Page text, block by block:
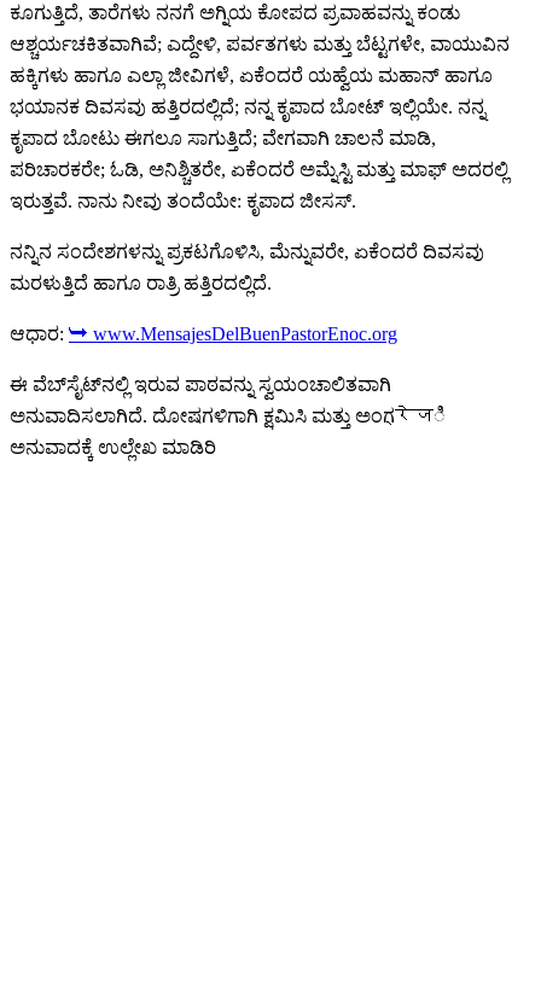
ಕೂಗುತ್ತಿದೆ, ತಾರೆಗಳು ನನಗೆ ಅಗ್ನಿಯ ಕೋಪದ ಪ್ರವಾಹವನ್ನು ಕಂಡು
ಆಶ್ಚರ್ಯಚಕಿತವಾಗಿವೆ; ಎದ್ದೇಳಿ, ಪರ್ವತಗಳು ಮತ್ತು ಬೆಟ್ಟಗಳೇ, ವಾಯುವಿನ
ಹಕ್ಕಿಗಳು ಹಾಗೂ ಎಲ್ಲಾ ಜೀವಿಗಳೆ, ಏಕೆಂದರೆ ಯಹ್ವೆಯ ಮಹಾನ್ ಹಾಗೂ
ಭಯಾನಕ ದಿವಸವು ಹತ್ತಿರದಲ್ಲಿದೆ; ನನ್ನ ಕೃಪಾದ ಬೋಟ್ ಇಲ್ಲಿಯೇ. ನನ್ನ
ಕೃಪಾದ ಬೋಟು ಈಗಲೂ ಸಾಗುತ್ತಿದೆ; ವೇಗವಾಗಿ ಚಾಲನೆ ಮಾಡಿ,
ಪರಿಚಾರಕರೇ; ಓಡಿ, ಅನಿಶ್ಚಿತರೇ, ಏಕೆಂದರೆ ಅಮ್ನೆಸ್ಟಿ ಮತ್ತು ಮಾಫ್ ಅದರಲ್ಲಿ
ಇರುತ್ತವೆ. ನಾನು ನೀವು ತಂದೆಯೇ: ಕೃಪಾದ ಜೀಸಸ್.
ನನ್ನಿನ ಸಂದೇಶಗಳನ್ನು ಪ್ರಕಟಗೊಳಿಸಿ, ಮೆನ್ನುವರೇ, ಏಕೆಂದರೆ ದಿವಸವು
ಮರಳುತ್ತಿದೆ ಹಾಗೂ ರಾತ್ರಿ ಹತ್ತಿರದಲ್ಲಿದೆ.
ಆಧಾರ: ➥ www.MensajesDelBuenPastorEnoc.org
ಈ ವೆಬ್‌ಸೈಟ್‌ನಲ್ಲಿ ಇರುವ ಪಾಠವನ್ನು ಸ್ವಯಂಚಾಲಿತವಾಗಿ
ಅನುವಾದಿಸಲಾಗಿದೆ. ದೋಷಗಳಿಗಾಗಿ ಕ್ಷಮಿಸಿ ಮತ್ತು ಅಂಗ्रेजಿ
ಅನುವಾದಕ್ಕೆ ಉಲ್ಲೇಖ ಮಾಡಿರಿ